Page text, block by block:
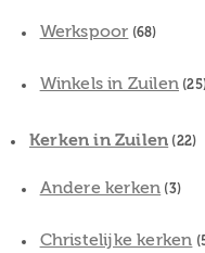
Werkspoor (68)
Winkels in Zuilen
Kerken in Zuilen (22)
Andere kerken (3)
Christelijke kerken